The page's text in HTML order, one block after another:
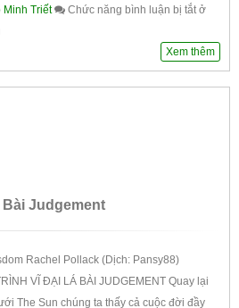
Triết Chức năng bình luận bị tắtở
Xem thêm
Bài Judgement
Rachel Pollack (Dịch: Pansy88)
VĨ ĐẠI LÁ BÀI JUDGEMENT Quay lại
The Sun chúng ta thấy cả cuộc đời đầy